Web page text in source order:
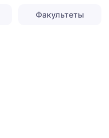
Факультеты